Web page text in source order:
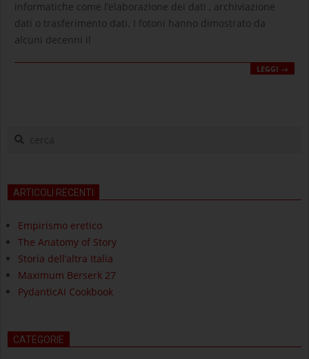
informatiche come l’elaborazione dei dati , archiviazione
dati o trasferimento dati. I fotoni hanno dimostrato da
alcuni decenni il
LEGGI →
cerca
ARTICOLI RECENTI
Empirismo eretico
The Anatomy of Story
Storia dell’altra Italia
Maximum Berserk 27
PydanticAI Cookbook
CATEGORIE